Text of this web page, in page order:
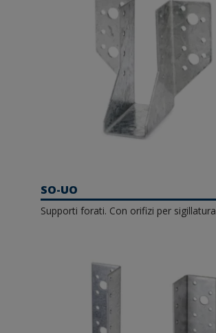
SO-UO
Supporti forati. Con orifizi per sigillatura